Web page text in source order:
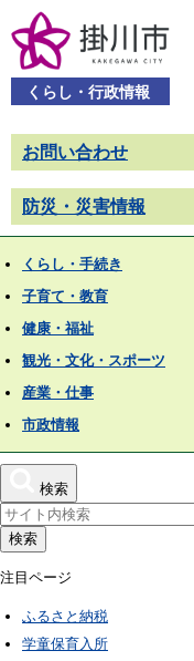
くらし・行政情報
お問い合わせ
防災・災害情報
くらし・手続き
子育て・教育
健康・福祉
観光・文化・スポーツ
産業・仕事
市政情報
検索
検索
注目ページ
ふるさと納税
学童保育入所